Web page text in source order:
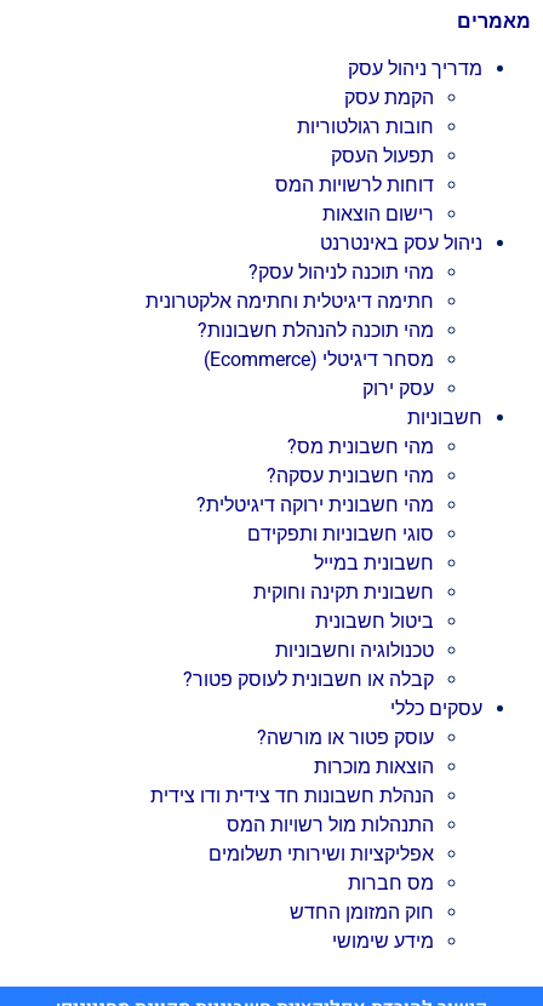
מאמרים
מדריך ניהול עסק
הקמת עסק
חובות רגולטוריות
תפעול העסק
דוחות לרשויות המס
רישום הוצאות
ניהול עסק באינטרנט
מהי תוכנה לניהול עסק?
חתימה דיגיטלית וחתימה אלקטרונית
מהי תוכנה להנהלת חשבונות?
מסחר דיגיטלי (Ecommerce)
עסק ירוק
חשבוניות
מהי חשבונית מס?
מהי חשבונית עסקה?
מהי חשבונית ירוקה דיגיטלית?
סוגי חשבוניות ותפקידם
חשבונית במייל
חשבונית תקינה וחוקית
ביטול חשבונית
טכנולוגיה וחשבוניות
קבלה או חשבונית לעוסק פטור?
עסקים כללי
עוסק פטור או מורשה?
הוצאות מוכרות
הנהלת חשבונות חד צידית ודו צידית
התנהלות מול רשויות המס
אפליקציות ושירותי תשלומים
מס חברות
חוק המזומן החדש
מידע שימושי